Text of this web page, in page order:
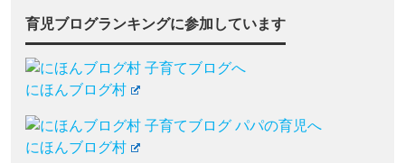
育児ブログランキングに参加しています
にほんブログ村
にほんブログ村